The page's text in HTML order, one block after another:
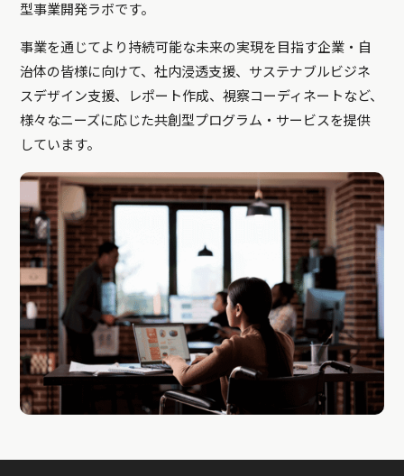
型事業開発ラボです。
事業を通じてより持続可能な未来の実現を目指す企業・自
治体の皆様に向けて、社内浸透支援、サステナブルビジネ
スデザイン支援、レポート作成、視察コーディネートなど、
様々なニーズに応じた共創型プログラム・サービスを提供
しています。